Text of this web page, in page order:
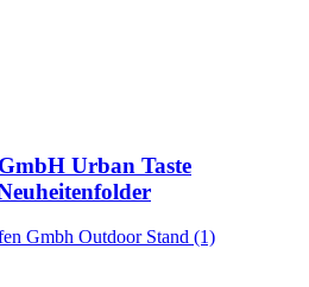
Urban Taste